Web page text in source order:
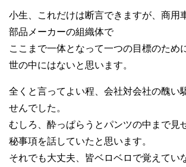
小生、これだけは断言できますが、商用
部品メーカーの組織体で
ここまで一体となって一つの目標のため
世の中にはないと思います。
全くと言ってよい程、会社対会社の醜い
せんでした。
むしろ、酔っぱらうとパンツの中まで見
秘事項を話していたと思います。
それでも大丈夫、皆ベロベロで覚えてい